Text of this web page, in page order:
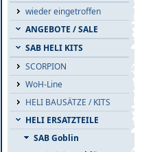
wieder eingetroffen
ANGEBOTE / SALE
SAB HELI KITS
SCORPION
WoH-Line
HELI BAUSÄTZE / KITS
HELI ERSATZTEILE
SAB Goblin